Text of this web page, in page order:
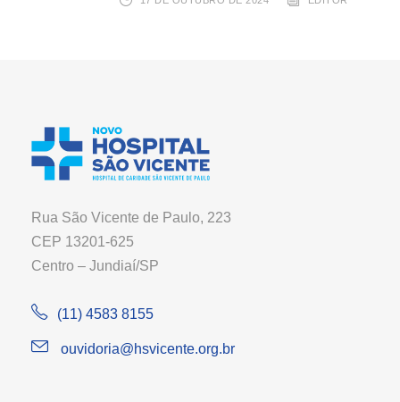
Rua São Vicente de Paulo, 223
CEP 13201-625
Centro – Jundiaí/SP
(11) 4583 8155
ouvidoria@hsvicente.org.br